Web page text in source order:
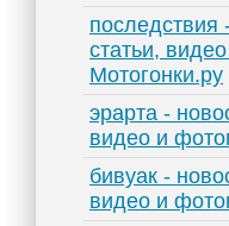
последствия
статьи,
Мотогонки.ру
эрарта -
видео и
бивуак -
видео и